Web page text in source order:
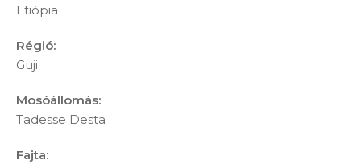
Etiópia
Régió:
Guji
Mosóállomás:
Tadesse Desta
Fajta: